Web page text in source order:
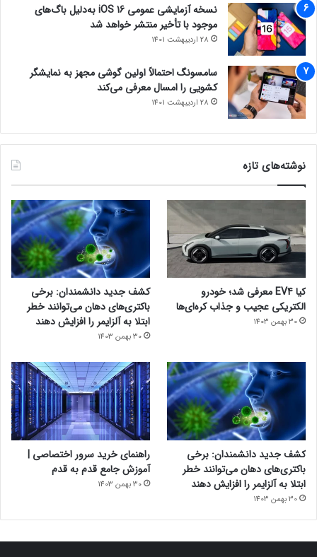
نسخه آزمایشی عمومی iOS 16 به‌دلیل باگ‌های
موجود با تأخیر منتشر خواهد شد
28 اردیبهشت 1401
سامسونگ احتمالاً اولین گوشی مجهز به نمایشگر
کشویی را امسال معرفی می‌کند
28 اردیبهشت 1401
نوشته‌های تازه
کیا EV4 معرفی شد؛ خودرو
الکتریکی عجیب و جذاب کره‌ای‌ها
30 بهمن 1403
کشف جدید دانشمندان: برخی
باکتری‌های دهان می‌توانند خطر
ابتلا به آلزایمر را افزایش دهند
30 بهمن 1403
کشف جدید دانشمندان: برخی
باکتری‌های دهان می‌توانند خطر
ابتلا به آلزایمر را افزایش دهند
30 بهمن 1403
راهنمای خرید سرور اختصاصی |
آموزش جامع قدم به قدم
30 بهمن 1403